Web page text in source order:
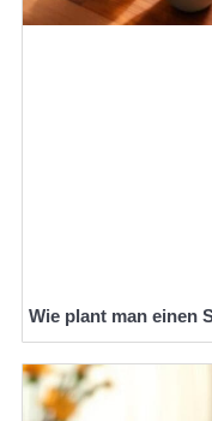
Wie plant man einen